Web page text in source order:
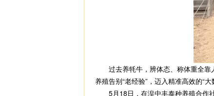
过去养牦牛，辨体态、称体重全靠
养殖告别“老经验”，迈入精准高效的“大
5月18日，在湟中丰泰种养殖合作社